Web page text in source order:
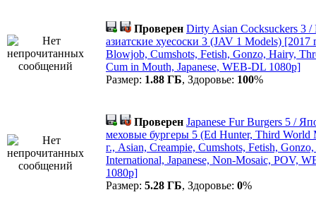
Проверен Dirty Asian Cocksuckers 3 /
азиатские хуесоски 3 (JAV 1 Models) [2017
Blowjob, Cumshots, Fetish, Gonzo, Hairy,
Cum in Mouth, Japanese, WEB-DL 1080p]
Размер: 1.88 ГБ, Здоровье: 100%
Проверен Japanese Fur Burgers 5 /
меховые бургеры 5 (Ed Hunter, Third World
г., Asian, Creampie, Cumshots, Fetish,
International, Japanese, Non-Mosaic, POV,
1080p]
Размер: 5.28 ГБ, Здоровье: 0%